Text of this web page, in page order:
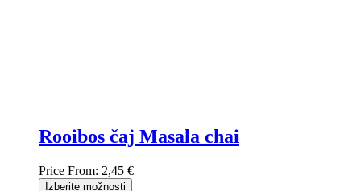
Rooibos čaj Masala chai
Price From: 2,45 €
Izberite možnosti